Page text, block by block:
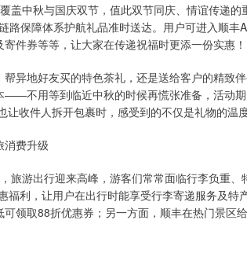
盖中秋与国庆双节，值此双节同庆、情谊传递
路保障体系护航礼品准时送达。用户可进入顺
件券等等，让大家在传递祝福时更添一份实惠！
异地好友买的特色茶礼，还是送给客户的精致
——不用等到临近中秋的时候再慌张准备，活动
让收件人拆开包裹时，感受到的不仅是礼物的温
消费升级
旅游出行迎来高峰，游客们常常面临行李负重
福利，让用户在出行时能享受行李寄递服务及
领取88折优惠券；另一方面，顺丰在热门景区